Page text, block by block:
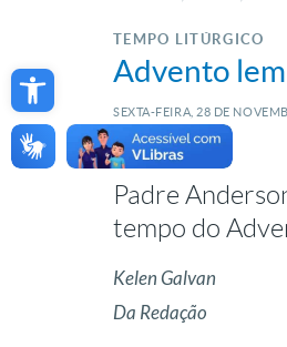
Open toolbar
TEMPO LITÚRGICO
Advento
SEXTA-FEIRA, 28 DE
Padre
tempo do
Kelen Galvan
Da Redação